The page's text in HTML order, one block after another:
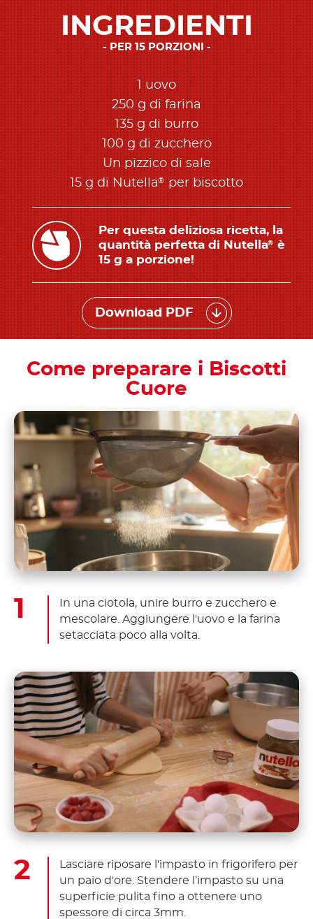
INGREDIENTI
PER 15 PORZIONI
1 uovo
250 g di farina
135 g di burro
100 g di zucchero
Un pizzico di sale
15 g di Nutella®per biscotto
Per questa deliziosa ricetta, la
quantità perfetta di Nutella® è
15 g a porzione!
Download PDF
Come preparare i Biscotti
Cuore
In una ciotola, unire burro e zucchero e
mescolare. Aggiungere l'uovo e la farina
setacciata poco alla volta.
Lasciare riposare l'impasto in frigorifero per
un paio d'ore. Stendere l’impasto su una
superficie pulita fino a ottenere uno
spessore di circa 3mm.